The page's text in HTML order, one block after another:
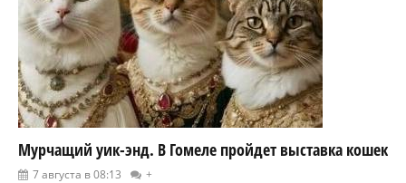
Мурчащий уик-энд. В Гомеле пройдет выставка кошек
7 августа в 08:13 +